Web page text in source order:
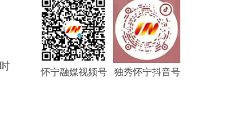
怀宁融媒视频号 独秀怀宁抖音号